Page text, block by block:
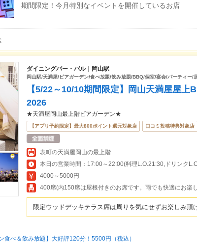
期間限定！今月特別なイベントを開催しているお店
ダイニングバー・バル｜岡山駅
岡山駅/天満屋/ビアガーデン/食べ放題/飲み放題/BBQ/個室/宴会/パーティー/
【5/22～10/10期間限定】岡山天満屋屋上
2026
★天満屋岡山最上階ビアガーデン★
【アプリ予約限定】最大800ポイント還元対象店 口コミ投稿特典対象店
表町の天満屋岡山の最上階
本日の営業時間：17:00～22:00(料理L.O.21:30,ドリンク
4000～5000円
400席(内150席は屋根付きのお席です。雨でも快適にお楽
限定ウッドデッキテラス席は周りを気にせずお楽しみ頂
食べ＆飲み放題】大好評120分！5500円（税込）